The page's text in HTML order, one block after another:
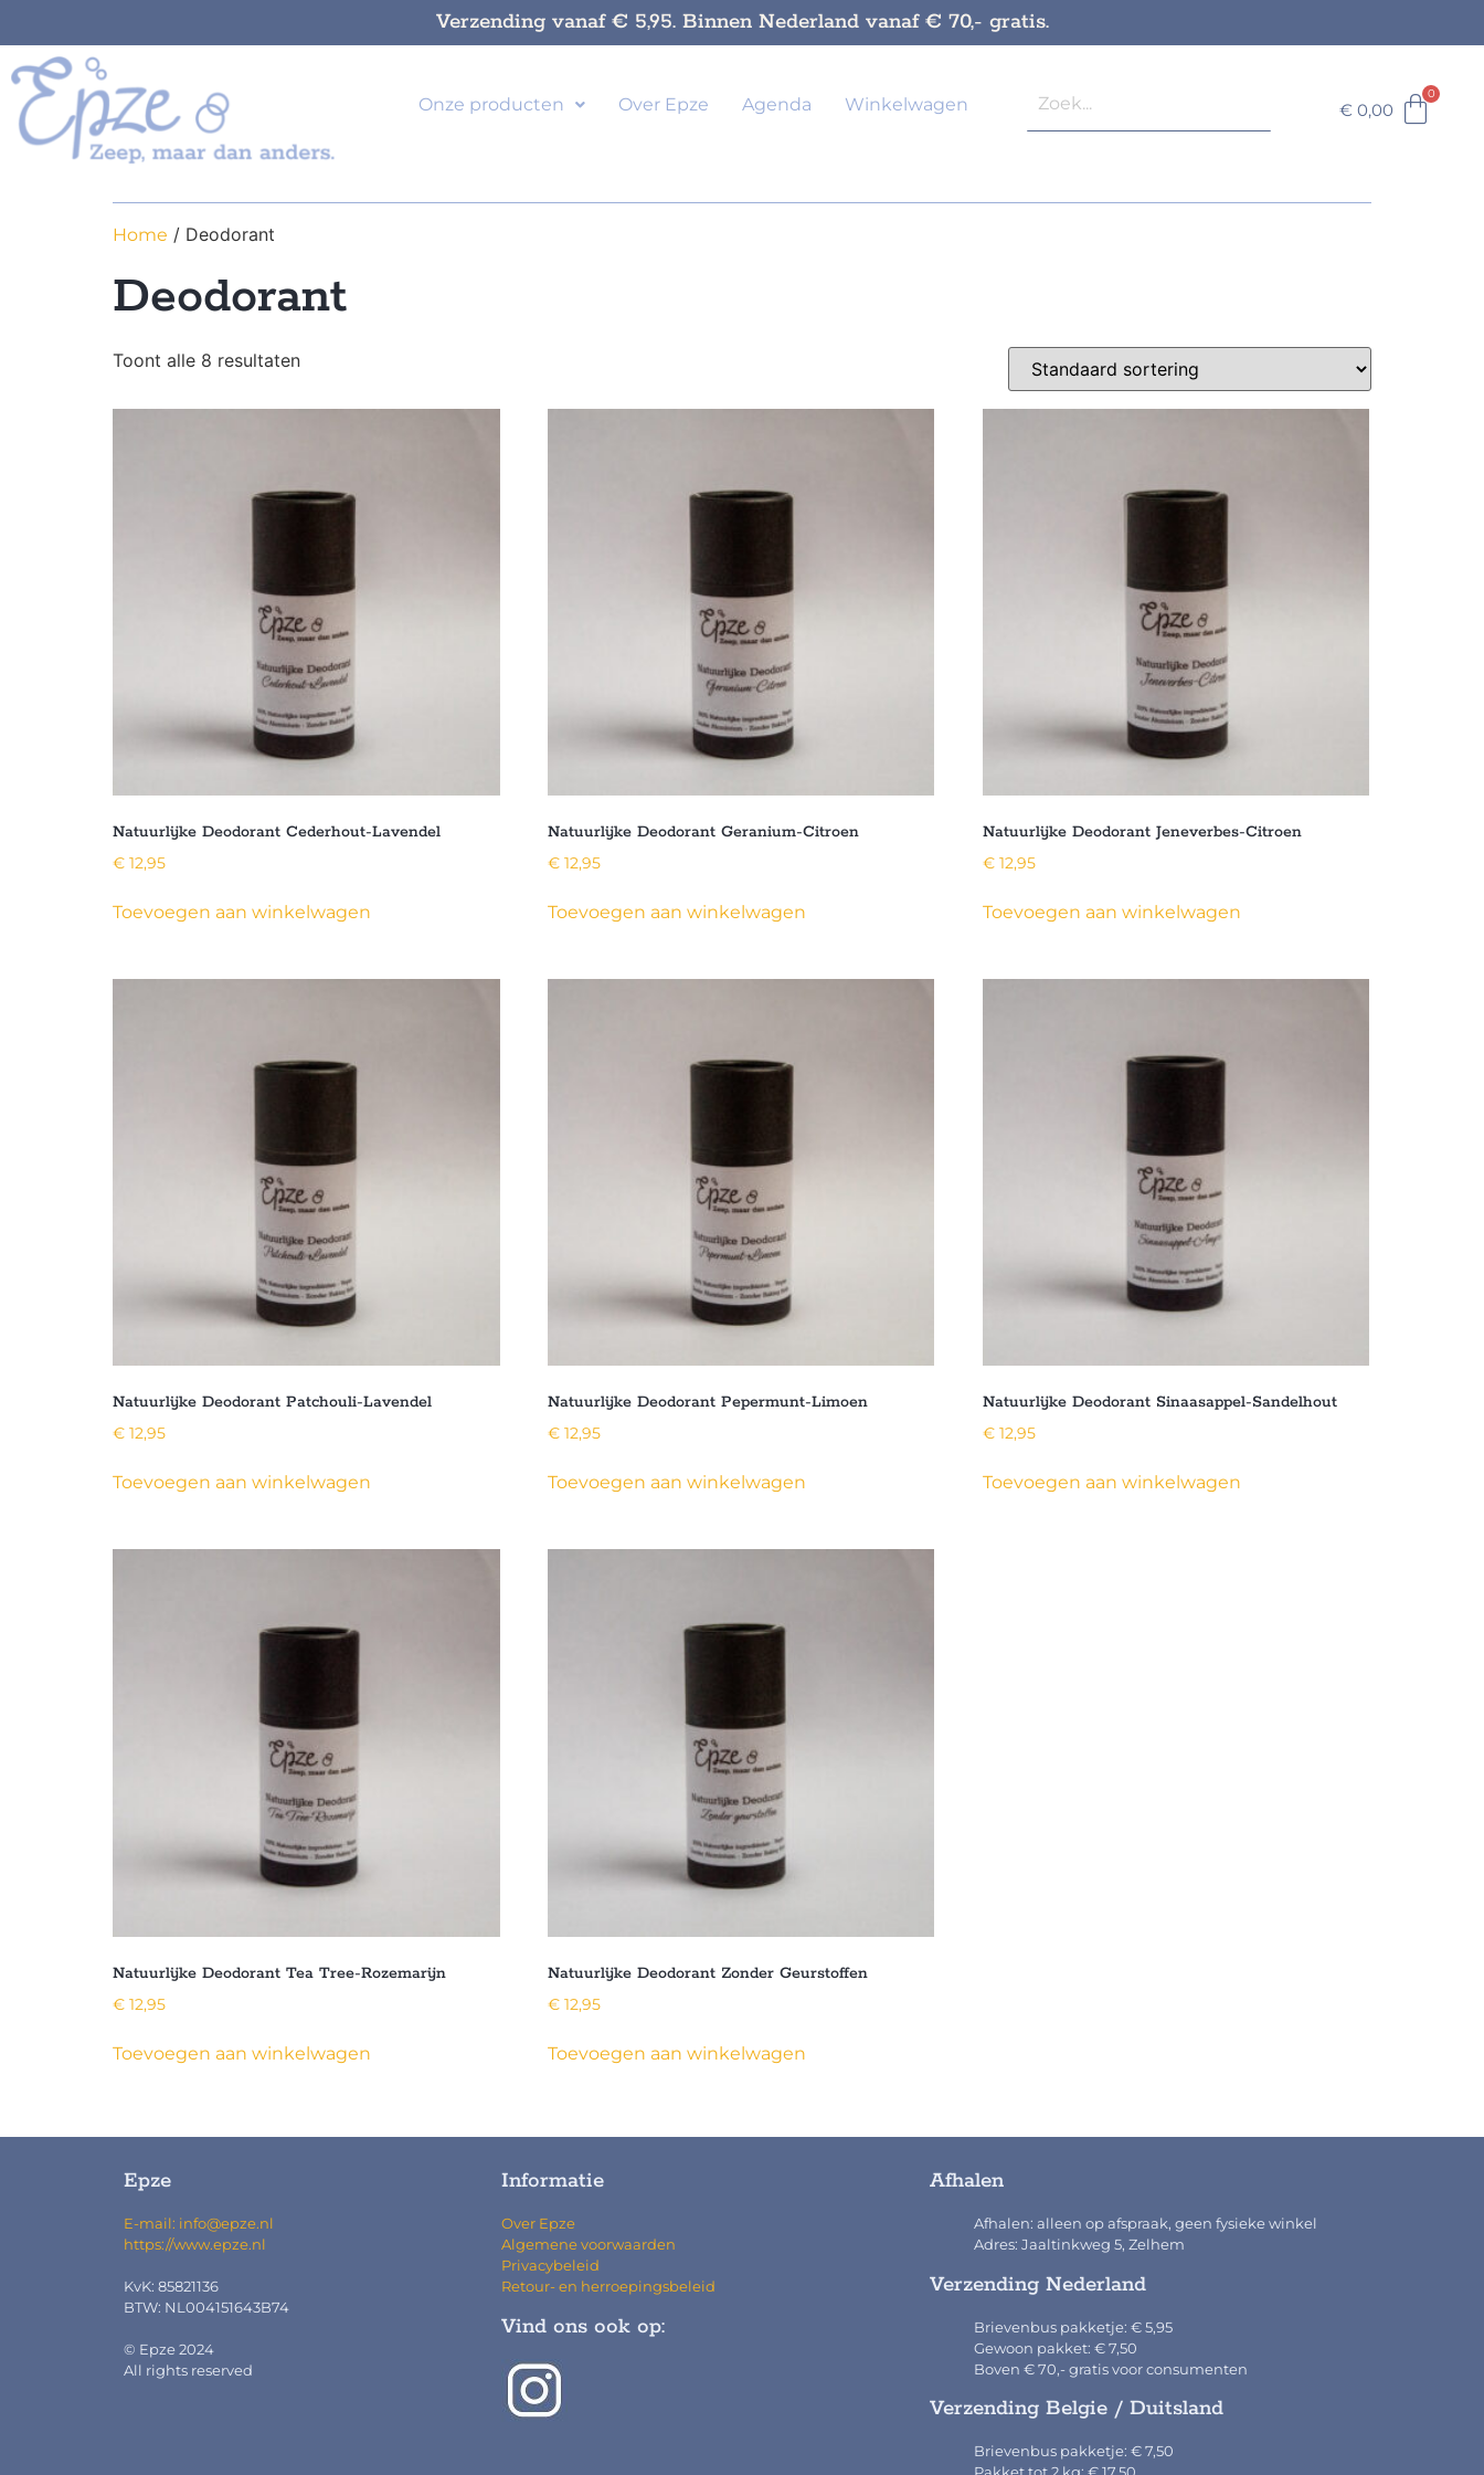
Verzending vanaf € 5,95. Binnen Nederland vanaf € 70,- gratis.
Onze producten Over Epze Agenda Winkelwagen € 0,00
Home / Deodorant
Deodorant
Toont alle 8 resultaten
Natuurlijke Deodorant Cederhout-Lavendel
€ 12,95
Toevoegen aan winkelwagen
Natuurlijke Deodorant Geranium-Citroen
€12,95
Toevoegen aan winkelwagen
Natuurlijke Deodorant Jeneverbes-Citroen
€12,95
Toevoegen aan winkelwagen
Natuurlijke Deodorant Patchouli-Lavendel
€ 12,95
Toevoegen aan winkelwagen
Natuurlijke Deodorant Pepermunt-Limoen
€12,95
Toevoegen aan winkelwagen
Natuurlijke Deodorant Sinaasappel-Sandelhout
€12,95
Toevoegen aan winkelwagen
Natuurlijke Deodorant Tea Tree-Rozemarijn
€ 12,95
Toevoegen aan winkelwagen
Natuurlijke Deodorant Zonder Geurstoffen
€12,95
Toevoegen aan winkelwagen
Epze
E-mail: info@epze.nl
https://www.epze.nl
KvK: 85821136
BTW: NL004151643B74
© Epze 2024
All rights reserved
Informatie
Over Epze
Algemene voorwaarden
Privacybeleid
Retour- en herroepingsbeleid
Vind ons ook op:
Afhalen
Afhalen: alleen op afspraak, geen fysieke winkel
Adres: Jaaltinkweg 5, Zelhem
Verzending Nederland
Brievenbus pakketje: € 5,95
Gewoon pakket: € 7,50
Boven € 70,- gratis voor consumenten
Verzending Belgie / Duitsland
Brievenbus pakketje: € 7,50